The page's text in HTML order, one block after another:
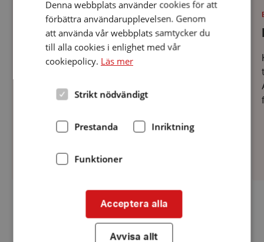
hörselhjälpare
Datum:
2
september
2026
2 september 2026
Hörseltester och hörselhjälpare samt
tips och stöd
hörselhjälpare något ni undrar över. Vill ni ha
tips och stöd under tiden ni väntar på att få
Fler aktiviteter
Denna webbplats använder cookies för att
förbättra användarupplevelsen. Genom
att använda vår webbplats samtycker du
till alla cookies i enlighet med vår
cookiepolicy. Läs mer
Strikt nödvändigt
Prestanda Inriktning
Funktioner
Acceptera alla
Avvisa allt